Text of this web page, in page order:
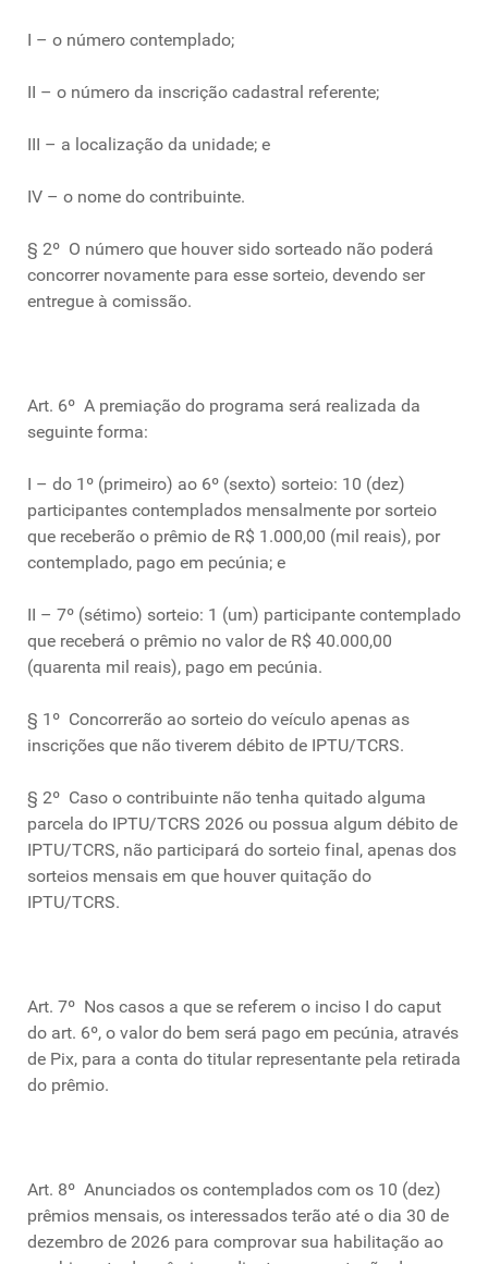
I – o número contemplado;
II – o número da inscrição cadastral referente;
III – a localização da unidade; e
IV – o nome do contribuinte.
§ 2º O número que houver sido sorteado não poderá
concorrer novamente para esse sorteio, devendo ser
entregue à comissão.
Art. 6º A premiação do programa será realizada da
seguinte forma:
I – do 1º (primeiro) ao 6º (sexto) sorteio: 10 (dez)
participantes contemplados mensalmente por sorteio
que receberão o prêmio de R$ 1.000,00 (mil reais), por
contemplado, pago em pecúnia; e
II – 7º (sétimo) sorteio: 1 (um) participante contemplado
que receberá o prêmio no valor de R$ 40.000,00
(quarenta mil reais), pago em pecúnia.
§ 1º Concorrerão ao sorteio do veículo apenas as
inscrições que não tiverem débito de IPTU/TCRS.
§ 2º Caso o contribuinte não tenha quitado alguma
parcela do IPTU/TCRS 2026 ou possua algum débito de
IPTU/TCRS, não participará do sorteio final, apenas dos
sorteios mensais em que houver quitação do
IPTU/TCRS.
Art. 7º Nos casos a que se referem o inciso I do caput
do art. 6º, o valor do bem será pago em pecúnia, através
de Pix, para a conta do titular representante pela retirada
do prêmio.
Art. 8º Anunciados os contemplados com os 10 (dez)
prêmios mensais, os interessados terão até o dia 30 de
dezembro de 2026 para comprovar sua habilitação ao